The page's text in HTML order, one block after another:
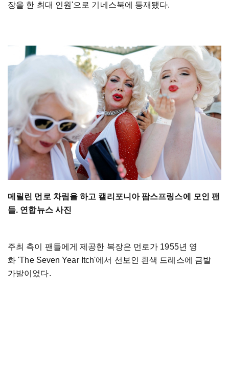
장을 한 최대 인원'으로 기네스북에 등재됐다.
메릴린 먼로 차림을 하고 캘리포니아 팜스프링스에 모인 팬
들. 연합뉴스 사진
주최 측이 팬들에게 제공한 복장은 먼로가 1955년 영
화 'The Seven Year Itch'에서 선보인 흰색 드레스에 금발
가발이었다.